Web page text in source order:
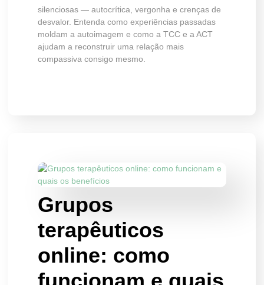
silenciosas — autocrítica, vergonha e crenças de
desvalor. Entenda como experiências passadas
moldam a autoimagem e como a TCC e a ACT
ajudam a reconstruir uma relação mais
compassiva consigo mesmo.
Grupos
terapêuticos
online: como